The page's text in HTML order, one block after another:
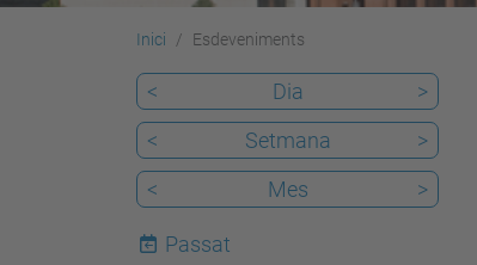
Inici Esdeveniments
< Dia
>
<
Setmana
>
<
Mes >
Passat